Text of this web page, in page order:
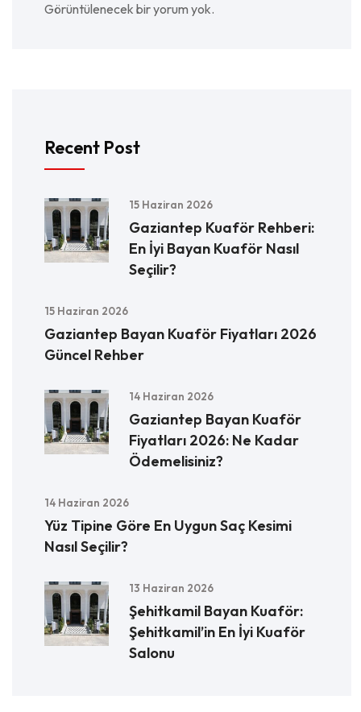
Görüntülenecek bir yorum yok.
Recent Post
15 Haziran 2026
Gaziantep Kuaför Rehberi:
En İyi Bayan Kuaför Nasıl
Seçilir?
15 Haziran 2026
Gaziantep Bayan Kuaför Fiyatları 2026
Güncel Rehber
14 Haziran 2026
Gaziantep Bayan Kuaför
Fiyatları 2026: Ne Kadar
Ödemelisiniz?
14 Haziran 2026
Yüz Tipine Göre En Uygun Saç Kesimi
Nasıl Seçilir?
13 Haziran 2026
Şehitkamil Bayan Kuaför:
Şehitkamil’in En İyi Kuaför
Salonu